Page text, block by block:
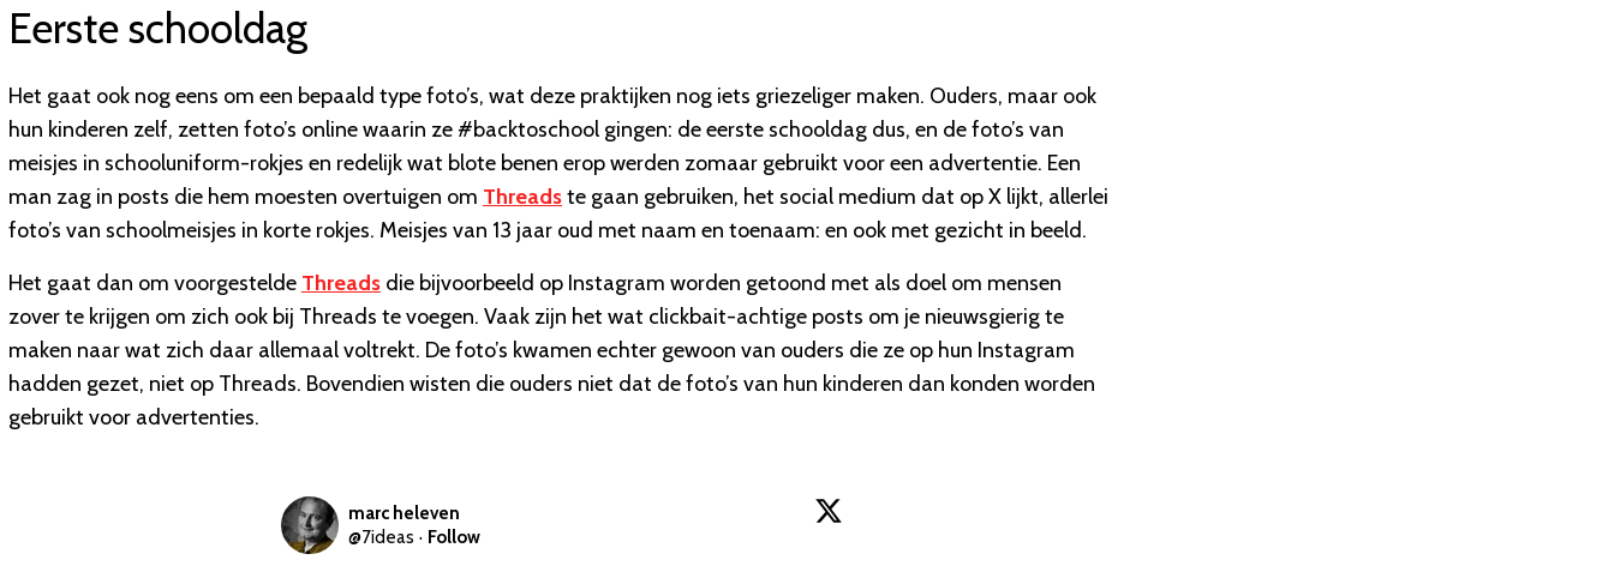
Eerste schooldag
Het gaat ook nog eens om een bepaald type foto’s, wat deze praktijken nog iets griezeliger maken. Ouders, maar ook
hun kinderen zelf, zetten foto’s online waarin ze #backtoschool gingen: de eerste schooldag dus, en de foto’s van
meisjes in schooluniform-rokjes en redelijk wat blote benen erop werden zomaar gebruikt voor een advertentie. Een
man zag in posts die hem moesten overtuigen om Threadste gaan gebruiken, het social medium dat op X lijkt, allerlei
foto’s van schoolmeisjes in korte rokjes. Meisjes van 13 jaar oud met naam en toenaam: en ook met gezicht in beeld.
Het gaat dan om voorgestelde Threads die bijvoorbeeld op Instagram worden getoond met als doel om mensen
zover te krijgen om zich ook bij Threads te voegen. Vaak zijn het wat clickbait-achtige posts om je nieuwsgierig te
maken naar wat zich daar allemaal voltrekt. De foto’s kwamen echter gewoon van ouders die ze op hun Instagram
hadden gezet, niet op Threads. Bovendien wisten die ouders niet dat de foto’s van hun kinderen dan konden worden
gebruikt voor advertenties.
marc heleven
@7ideas · Follow